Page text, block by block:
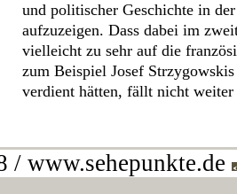
und politischer Geschichte in
aufzuzeigen. Dass dabei im
vielleicht zu sehr auf die
zum Beispiel Josef
verdient hätten, fällt nicht
/ www.sehepunkte.de